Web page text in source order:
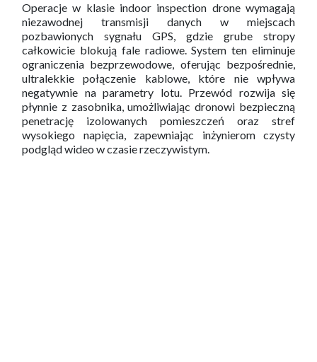
Operacje w klasie indoor inspection drone wymagają
niezawodnej transmisji danych w miejscach
pozbawionych sygnału GPS, gdzie grube stropy
całkowicie blokują fale radiowe. System ten eliminuje
ograniczenia bezprzewodowe, oferując bezpośrednie,
ultralekkie połączenie kablowe, które nie wpływa
negatywnie na parametry lotu. Przewód rozwija się
płynnie z zasobnika, umożliwiając dronowi bezpieczną
penetrację izolowanych pomieszczeń oraz stref
wysokiego napięcia, zapewniając inżynierom czysty
podgląd wideo w czasie rzeczywistym.